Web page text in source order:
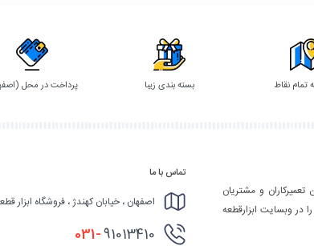
تمام نقاط بسته بندی زیبا پرداخت در محل
و مشتریان
در وبسایت ابزارقطعه
تماس با ما
اصفهان ، خیابان کهندژ ، فروشگاه ابزار
031-91013410